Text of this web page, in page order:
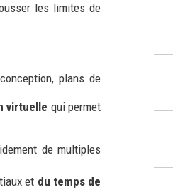
les limites de
plans de
virtuelle qui permet
de multiples
et du temps de